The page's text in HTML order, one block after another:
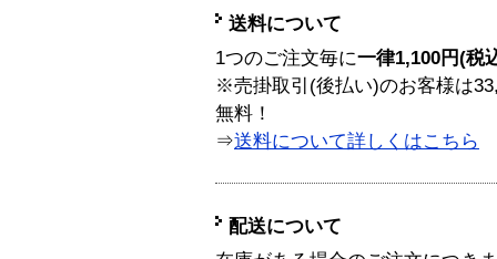
送料について
1つのご注文毎に一律1,100円(税
※売掛取引(後払い)のお客様は
無料！
⇒送料について詳しくはこちら
配送について